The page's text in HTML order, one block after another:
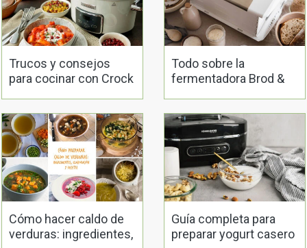
Trucos y consejos
para cocinar con Crock
Todo sobre la
fermentadora Brod &
Cómo hacer caldo de
verduras: ingredientes,
Guía completa para
preparar yogurt casero